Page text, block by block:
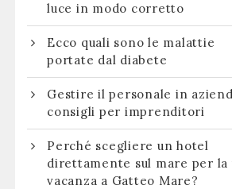
luce in modo corretto
Ecco quali sono le malattie
portate dal diabete
Gestire il personale in
consigli per imprenditori
Perché scegliere un hotel
direttamente sul mare per la
vacanza a Gatteo Mare?